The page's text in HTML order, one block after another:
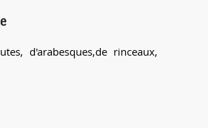
d'arabesques,de rinceaux,